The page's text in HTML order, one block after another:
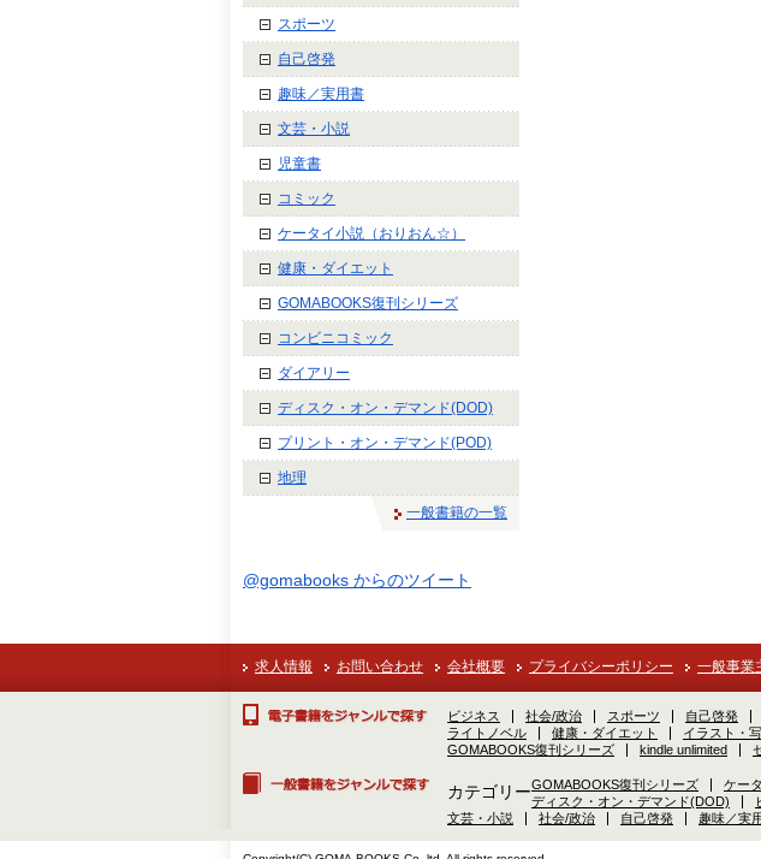
スポーツ
自己啓発
趣味／実用書
文芸・小説
児童書
コミック
ケータイ小説（おりおん☆）
健康・ダイエット
GOMABOOKS復刊シリーズ
コンビニコミック
ダイアリー
ディスク・オン・デマンド(DOD)
プリント・オン・デマンド(POD)
地理
一般書籍の一覧
@gomabooks からのツイート
求人情報 お問い合わせ 会社概要 プライバシーポリシー 一般事業
ビジネス 社会/政治 スポーツ 自己啓発
ライトノベル
健康・ダイエット イラスト・
GOMABOOKS復刊シリーズ
kindle unlimited
カテゴリーGOMABOOKS復刊シリーズ ケー
ディスク・オン・デマンド(DOD)
文芸・小説
社会/政治 自己啓発 趣味／実